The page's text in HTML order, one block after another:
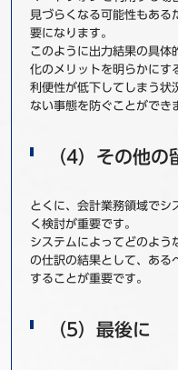
見づらくなる可能性もある
要になります。
このように出力結果の具体
化のメリットを明らかにす
利便性が低下してしまう状
ない事態を防ぐことができ
（4）その他の
とくに、会計業務領域でシ
く検討が重要です。
システムによってどのよう
の仕訳の結果として、ある
することが重要です。
（5）最後に